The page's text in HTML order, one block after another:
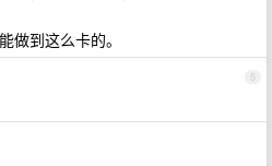
做到这么卡的。
5